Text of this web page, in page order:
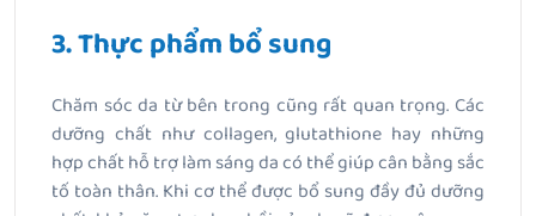
3. Thực phẩm bổ sung
Chăm sóc da từ bên trong cũng rất quan trọng. Các
dưỡng chất như collagen, glutathione hay những
hợp chất hỗ trợ làm sáng da có thể giúp cân bằng sắc
tố toàn thân. Khi cơ thể được bổ sung đầy đủ dưỡng